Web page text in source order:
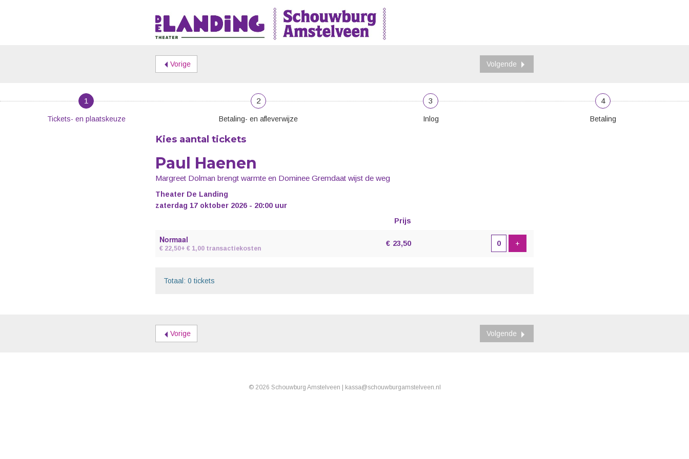
Vorige Volgende
1
Tickets- en plaatskeuze
2
Betaling- en afleverwijze
3
Inlog
4
Betaling
Kies aantal tickets
Paul Haenen
Margreet Dolman brengt warmte en Dominee Gremdaat wijst de weg
Theater De Landing
zaterdag 17 oktober 2026 - 20:00 uur
Prijs
Normaal
€ 22,50+ € 1,00 transactiekosten
€ 23,50 +
Totaal: 0 tickets
Vorige Volgende
© 2026 Schouwburg Amstelveen | kassa@schouwburgamstelveen.nl